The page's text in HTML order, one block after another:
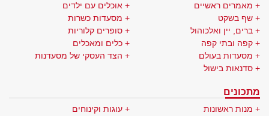
מאמרים ראשיים
שף בשקט
ברים, יין ואלכוהול
קפה ובתי קפה
מסעדות בעולם
סדנאות בישול
אוכלים עם ילדים
מסעדות כשרות
סופרים קלוריות
כלים ומאכלים
הצד העסקי של מסעדנות
מתכונים
מנות ראשונות
עוגות וקינוחים